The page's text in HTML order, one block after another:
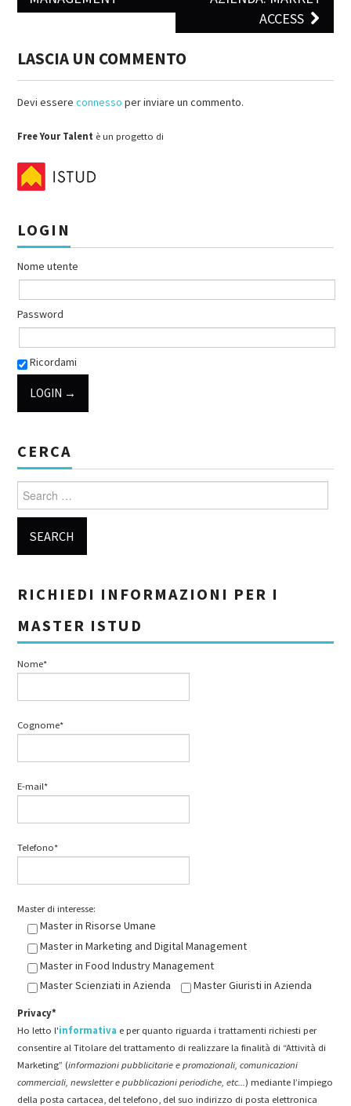
ACCESS
LASCIA UN COMMENTO
Devi essereconnesso per inviare un commento.
Free Your Talent è un progetto di
LOGIN
Nome utente
Password
Ricordami
CERCA
Search for:
RICHIEDI INFORMAZIONI PER I
MASTER ISTUD
Nome*
Cognome*
E-mail*
Telefono*
Master di interesse:
Master in Risorse Umane
Master in Marketing and Digital Management
Master in Food Industry Management
Master Scienziati in Azienda
Master Giuristi in Azienda
Privacy*
Ho letto l'informativa e per quanto riguarda i trattamenti richiesti per
consentire al Titolare del trattamento di realizzare la finalità di “Attività di
Marketing” (informazioni pubblicitarie e promozionali, comunicazioni
commerciali, newsletter e pubblicazioni periodiche, etc...) mediante l’impiego
della posta cartacea, del telefono, del suo indirizzo di posta elettronica